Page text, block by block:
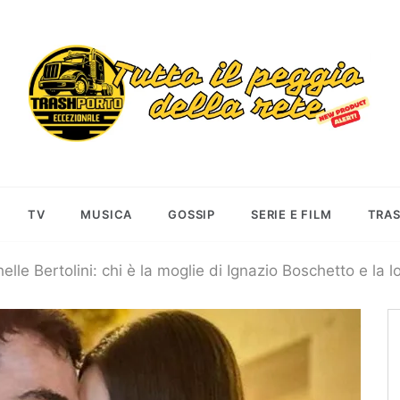
TV MUSICA GOSSIP SERIE E FILM
Bertolini: chi è la moglie di Ignazio Boschetto e la